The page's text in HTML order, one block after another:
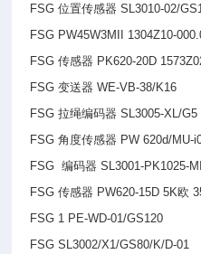
FSG位置传感器 SL3010-
FSG PW45W3MII 1304Z10-
FSG传感器 PK620-20D
FSG变送器 WE-VB-38/
FSG拉绳编码器 SL3005-
FSG角度传感器 PW 620d/
FSG编码器 SL3001-
FSG传感器 PW620-15D
FSG 1 PE-WD-01/GS120
FSG SL3002/X1/GS80/K/D-01